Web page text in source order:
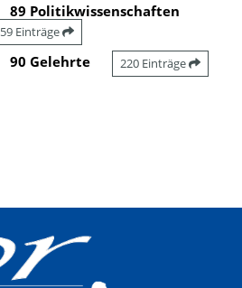
89 Politikwissenschaften
59 Einträge
90 Gelehrte 220 Einträge